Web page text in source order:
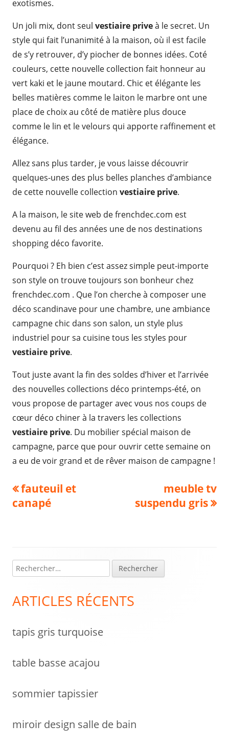
exotismes.
Un joli mix, dont seul vestiaire priveà le secret. Un
style qui fait l’unanimité à la maison, où il est facile
de s’y retrouver, d’y piocher de bonnes idées. Coté
couleurs, cette nouvelle collection fait honneur au
vert kaki et le jaune moutard. Chic et élégante les
belles matières comme le laiton le marbre ont une
place de choix au côté de matière plus douce
comme le lin et le velours qui apporte raffinement et
élégance.
Allez sans plus tarder, je vous laisse découvrir
quelques-unes des plus belles planches d’ambiance
de cette nouvelle collection vestiaire prive.
A la maison, le site web de frenchdec.com est
devenu au fil des années une de nos destinations
shopping déco favorite.
Pourquoi ? Eh bien c’est assez simple peut-importe
son style on trouve toujours son bonheur chez
frenchdec.com . Que l’on cherche à composer une
déco scandinave pour une chambre, une ambiance
campagne chic dans son salon, un style plus
industriel pour sa cuisine tous les styles pour
vestiaire prive.
Tout juste avant la fin des soldes d’hiver et l’arrivée
des nouvelles collections déco printemps-été, on
vous propose de partager avec vous nos coups de
cœur déco chiner à la travers les collections
vestiaire prive. Du mobilier spécial maison de
campagne, parce que pour ouvrir cette semaine on
a eu de voir grand et de rêver maison de campagne !
Navigation
de
Previous
article:
fauteuil et
canapé
Next
article:
meuble tv
suspendu gris
Colonne
latérale
e
h
r
e
ARTICLES RÉCENTS
tapis gris turquoise
table basse acajou
sommier tapissier
miroir design salle de bain